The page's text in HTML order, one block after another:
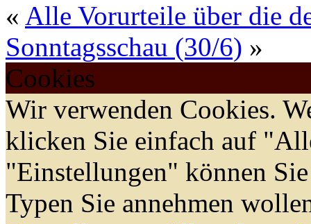
« Alle Vorurteile über die
Sonntagsschau (30/6) »
Cookies
Wir verwenden Cookies.
klicken Sie einfach auf
"Einstellungen" können
Typen Sie annehmen